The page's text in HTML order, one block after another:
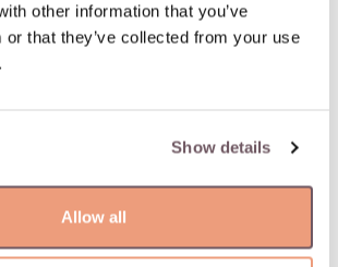
other information that you’ve
or that they’ve collected from your use
Show details
Allow all
ir greitas užsakymo grąžinimas